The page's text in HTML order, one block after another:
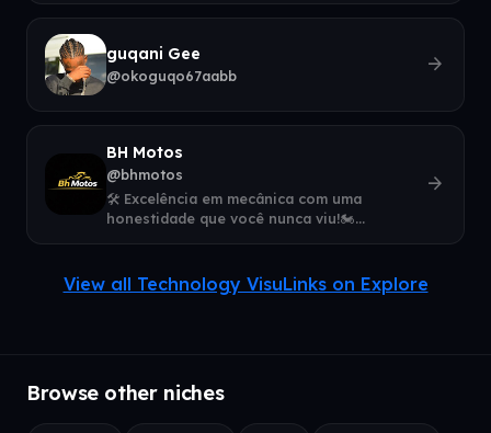
guqani Gee
@okoguqo67aabb arrow_forward
BH Motos
@bhmotos
🛠️ Excelência em mecânica com uma
honestidade que você nunca viu!🏍️
arrow_forward
View all Technology VisuLinks on Explore
Browse other niches